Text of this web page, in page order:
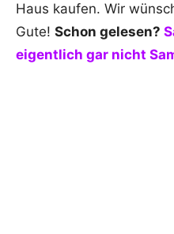
Haus kaufen. Wir
Gute! Schon gelesen?
eigentlich gar nicht